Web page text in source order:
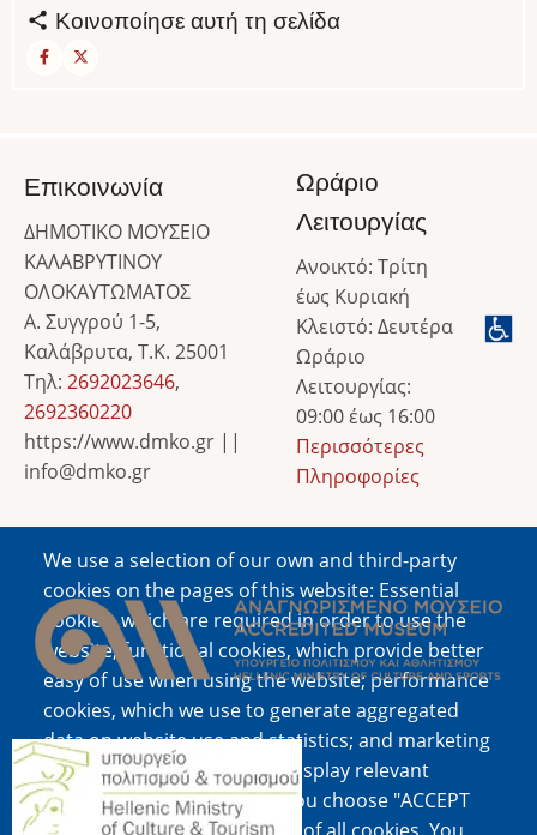
Κοινοποίησε αυτή τη σελίδα
We use a selection of our own and third-party
cookies on the pages of this website: Essential
cookies, which are required in order to use the
website; functional cookies, which provide better
easy of use when using the website; performance
cookies, which we use to generate aggregated
data on website use and statistics; and marketing
cookies, which are used to display relevant
content and advertising. If you choose "ACCEPT
Επικοινωνία
ΔΗΜΟΤΙΚΟ ΜΟΥΣΕΙΟ
ΚΑΛΑΒΡΥΤΙΝΟΥ
ΟΛΟΚΑΥΤΩΜΑΤΟΣ
Α. Συγγρού 1-5,
Καλάβρυτα, Τ.Κ. 25001
Τηλ: 2692023646,
2692360220
https://www.dmko.gr ||
info@dmko.gr
Ωράριο
Λειτουργίας
Ανοικτό: Τρίτη
έως Κυριακή
Κλειστό: Δευτέρα
Ωράριο
Λειτουργίας:
09:00 έως 16:00
Περισσότερες
Πληροφορίες
Image
Image